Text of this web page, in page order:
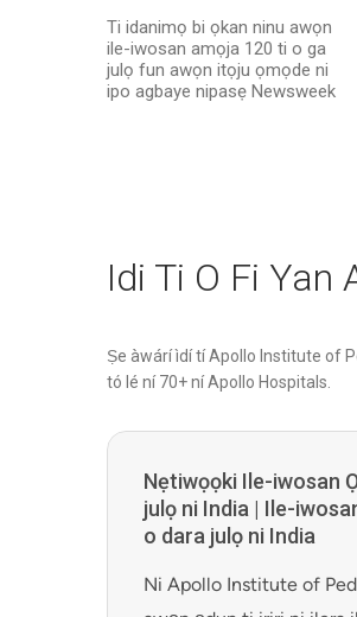
Ti idanimọ bi ọkan ninu awọn
ile-iwosan amọja 120 ti o ga
julọ fun awọn itọju ọmọde ni
ipo agbaye nipasẹ Newsweek
Idi Ti O Fi Yan
Ṣe àwárí ìdí tí Apollo Institute of
tó lé ní 70+ ní Apollo Hospitals.
Nẹtiwọọki Ile-iwosan
julọ ni India | Ile-
o dara julọ ni India
Ni Apollo Institute of